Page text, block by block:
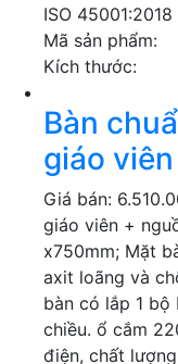
ISO 45001:2018
Mã sản phẩm:
Kích thước:
Bàn
giáo viên
Giá bán:
giáo viên +
x750mm; Mặt
axit loãng và
bàn có lắp 1 bộ
chiều. ổ cắm
điện, chất